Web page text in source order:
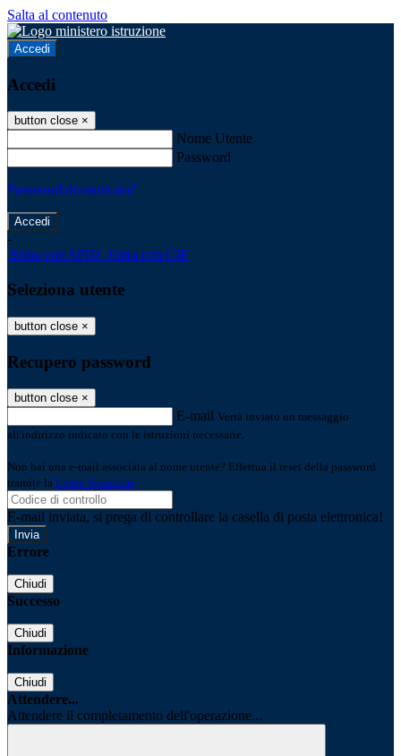
Salta al contenuto
Accedi
Accedi
button close ×
Nome Utente
Password
Password dimenticata?
-
Entra con SPID Entra con CIE
Seleziona utente
button close ×
Recupero password
button close ×
E-mail Verrà inviato un messaggio
all'indirizzo indicato con le istruzioni necessarie.
Non hai una e-mail associata al nome utente? Effettua il reset della password
tramite la Login Spaggiari
E-mail inviata, si prega di controllare la casella di posta elettronica!
Errore
Chiudi
Successo
Chiudi
Informazione
Chiudi
Attendere...
Attendere il completamento dell'operazione...